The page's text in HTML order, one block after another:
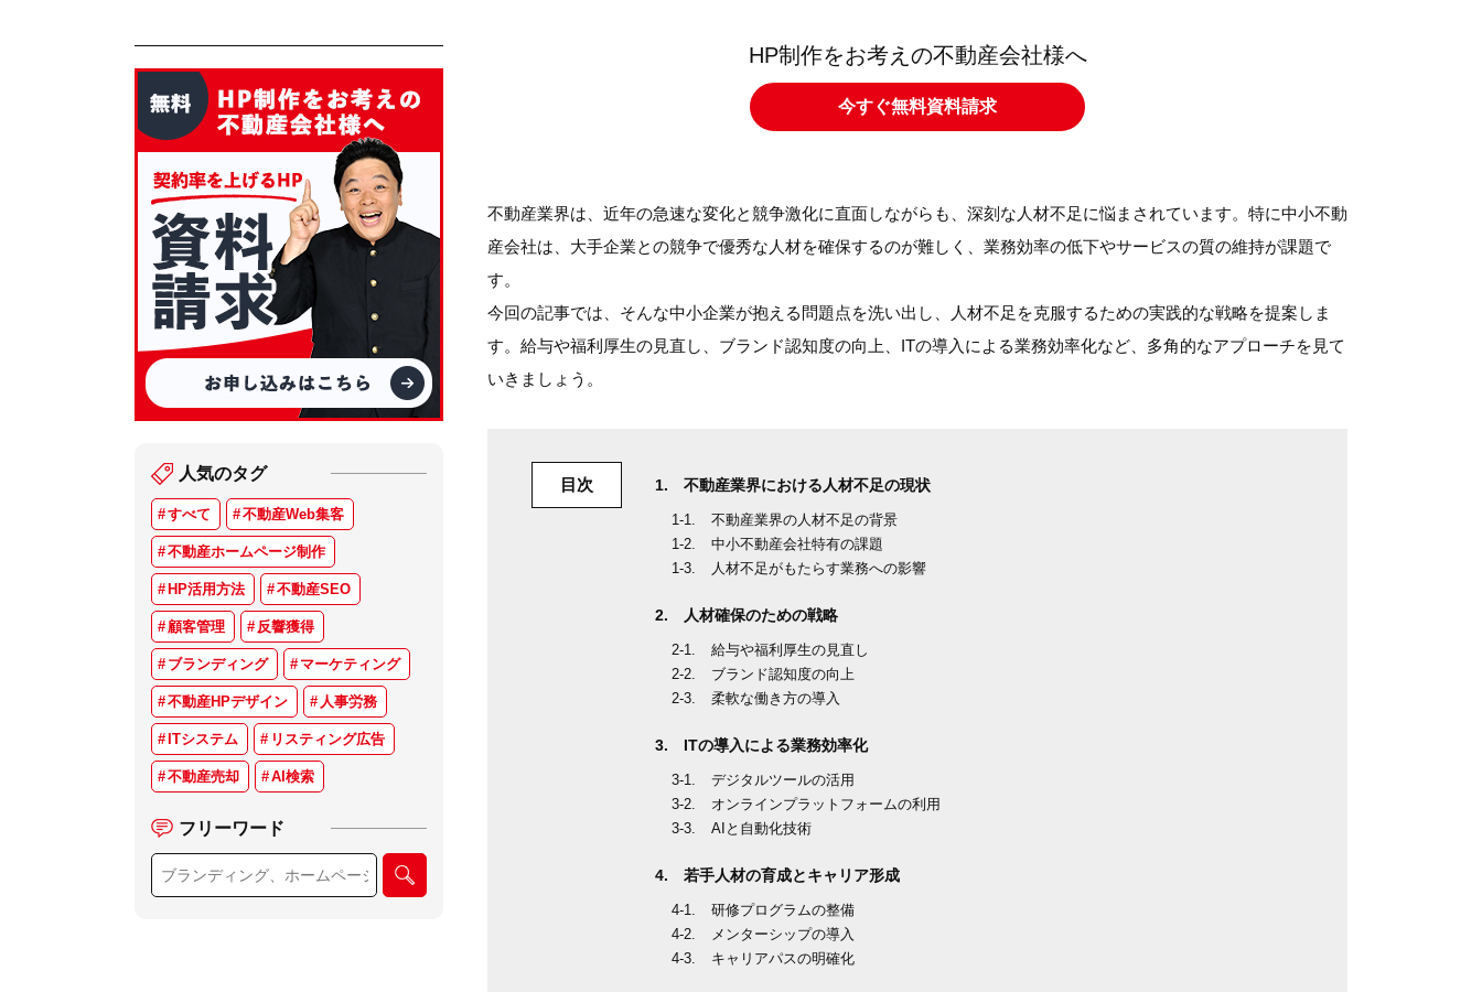
人気のタグ
すべて 不動産Web集客
不動産ホームページ制作
HP活用方法 不動産SEO
顧客管理 反響獲得
ブランディング マーケティング
不動産HPデザイン 人事労務
ITシステム リスティング広告
不動産売却 AI検索
フリーワード
HP制作をお考えの不動産会社様へ
今すぐ無料資料請求
不動産業界は、近年の急速な変化と競争激化に直面しながらも、深刻な人材不足に悩まされています。特に中小不動
産会社は、大手企業との競争で優秀な人材を確保するのが難しく、業務効率の低下やサービスの質の維持が課題で
す。
今回の記事では、そんな中小企業が抱える問題点を洗い出し、人材不足を克服するための実践的な戦略を提案しま
す。給与や福利厚生の見直し、ブランド認知度の向上、ITの導入による業務効率化など、多角的なアプローチを見て
いきましょう。
目次 不動産業界における人材不足の現状
不動産業界の人材不足の背景
中小不動産会社特有の課題
人材不足がもたらす業務への影響
人材確保のための戦略
給与や福利厚生の見直し
ブランド認知度の向上
柔軟な働き方の導入
ITの導入による業務効率化
デジタルツールの活用
オンラインプラットフォームの利用
AIと自動化技術
若手人材の育成とキャリア形成
研修プログラムの整備
メンターシップの導入
キャリアパスの明確化